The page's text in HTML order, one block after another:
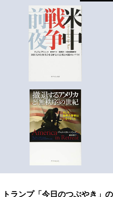
トランプ「今日のつぶやき」